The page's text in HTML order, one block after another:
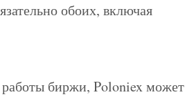
обоих, включая
работы биржи, Poloniex может